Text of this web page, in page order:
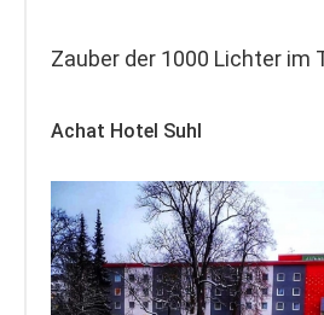
Zauber der 1000 Lichter im
Achat Hotel Suhl